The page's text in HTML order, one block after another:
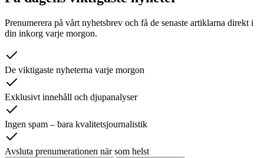
Prenumerera på vårt nyhetsbrev och få de senaste artiklarna direkt i
din inkorg varje morgon.
De viktigaste nyheterna varje morgon
Exklusivt innehåll och djupanalyser
Ingen spam – bara kvalitetsjournalistik
Avsluta prenumerationen när som helst